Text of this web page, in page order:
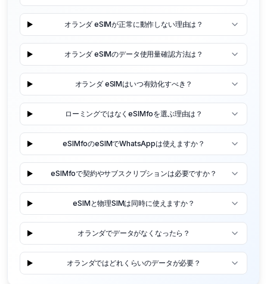
オランダ eSIMが正常に動作しない理由は？
オランダ eSIMのデータ使用量確認方法は？
オランダ eSIMはいつ有効化すべき？
ローミングではなくeSIMfoを選ぶ理由は？
eSIMfoのeSIMでWhatsAppは使えますか？
eSIMfoで契約やサブスクリプションは必要ですか？
eSIMと物理SIMは同時に使えますか？
オランダでデータがなくなったら？
オランダではどれくらいのデータが必要？